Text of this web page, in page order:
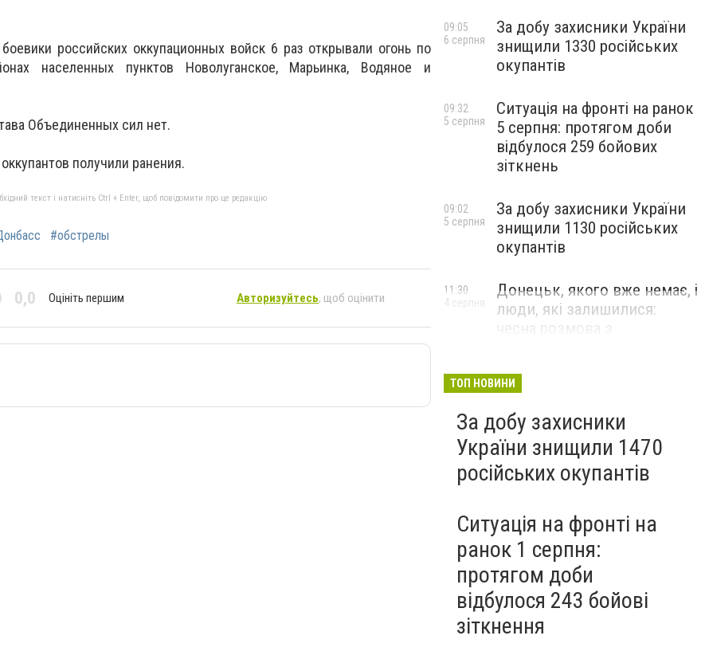
российских оккупационных войск 6 раз открывали огонь по
населенных пунктов Новолуганское, Марьинка, Водяное и
Объединенных сил нет.
получили ранения.
текст і натисніть Ctrl + Enter, щоб повідомити про це редакцію
#обстрелы
0,0 Оцініть першим Авторизуйтесь, щоб оцінити
За добу захисники України
знищили 1330 російських
окупантів
09:05
6 серпня
Ситуація на фронті на ранок
5 серпня: протягом доби
відбулося 259 бойових
зіткнень
09:32
5 серпня
За добу захисники України
знищили 1130 російських
окупантів
09:02
5 серпня
Донецьк, якого вже немає, і
люди, які залишилися:
11:30
4 серпня
ТОП НОВИНИ
За добу захисники
України знищили 1470
російських окупантів
Ситуація на фронті на
ранок 1 серпня:
протягом доби
відбулося 243 бойові
зіткнення